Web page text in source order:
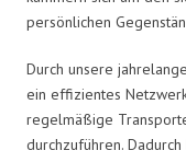
persönlichen
Durch unsere
ein effizientes
regelmäßige
durchzuführen.